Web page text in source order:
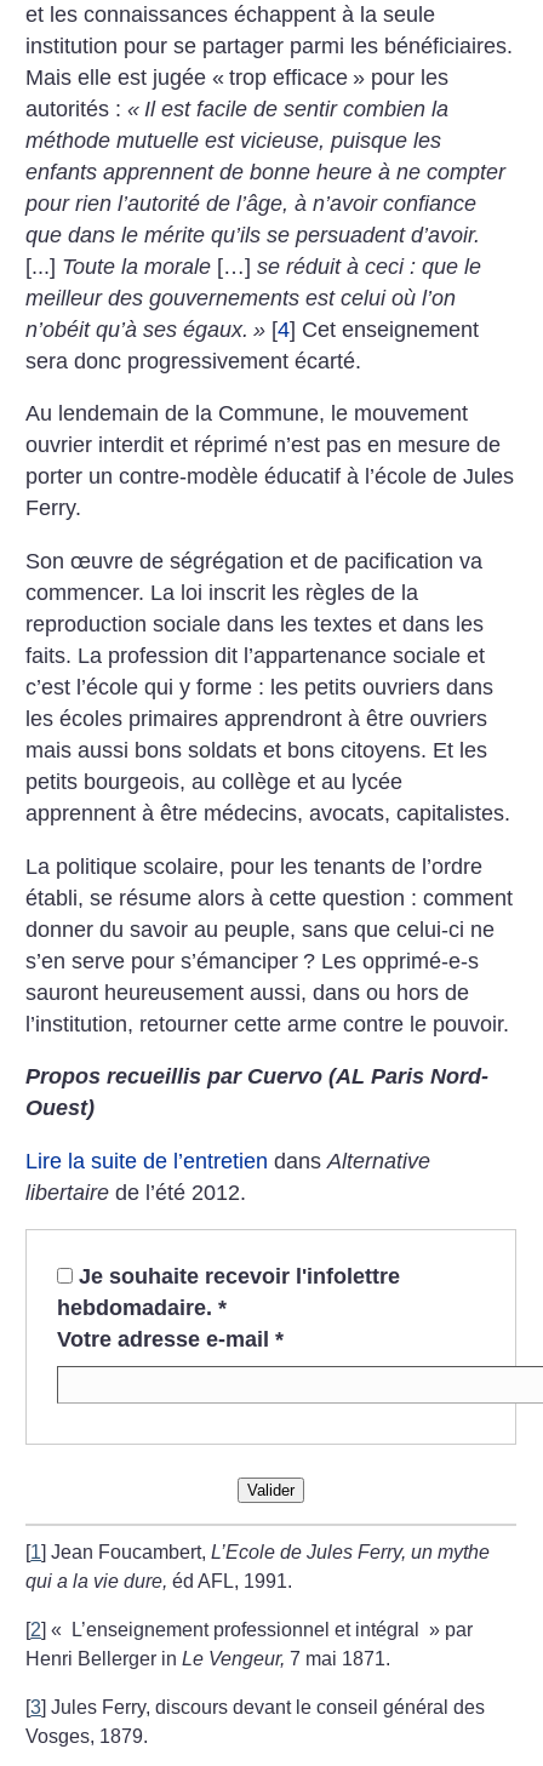
et les connaissances échappent à la seule
institution pour se partager parmi les bénéficiaires.
Mais elle est jugée « trop efficace » pour les
autorités :« Il est facile de sentir combien la
méthode mutuelle est vicieuse, puisque les
enfants apprennent de bonne heure à ne compter
pour rien l’autorité de l’âge, à n’avoir confiance
que dans le mérite qu’ils se persuadent d’avoir.
[...] Toute la morale […]se réduit à ceci : que le
meilleur des gouvernements est celui où l’on
n’obéit qu’à ses égaux. » [4] Cet enseignement
sera donc progressivement écarté.
Au lendemain de la Commune, le mouvement
ouvrier interdit et réprimé n’est pas en mesure de
porter un contre-modèle éducatif à l’école de Jules
Ferry.
Son œuvre de ségrégation et de pacification va
commencer. La loi inscrit les règles de la
reproduction sociale dans les textes et dans les
faits. La profession dit l’appartenance sociale et
c’est l’école qui y forme : les petits ouvriers dans
les écoles primaires apprendront à être ouvriers
mais aussi bons soldats et bons citoyens. Et les
petits bourgeois, au collège et au lycée
apprennent à être médecins, avocats, capitalistes.
La politique scolaire, pour les tenants de l’ordre
établi, se résume alors à cette question : comment
donner du savoir au peuple, sans que celui-ci ne
s’en serve pour s’émanciper ? Les opprimé-e-s
sauront heureusement aussi, dans ou hors de
l’institution, retourner cette arme contre le pouvoir.
Propos recueillis par Cuervo (AL Paris Nord-
Ouest)
Lire la suite de l’entretien dansAlternative
libertaire de l’été 2012.
Je souhaite recevoir l'infolettre
hebdomadaire. *
Votre adresse e-mail *
Valider
[1]Jean Foucambert,L’Ecole de Jules Ferry, un mythe
qui a la vie dure, éd AFL, 1991.
[2]« L’enseignement professionnel et intégral
» par
Henri Bellerger inLe Vengeur, 7 mai 1871.
[3]Jules Ferry, discours devant le conseil général des
Vosges, 1879.